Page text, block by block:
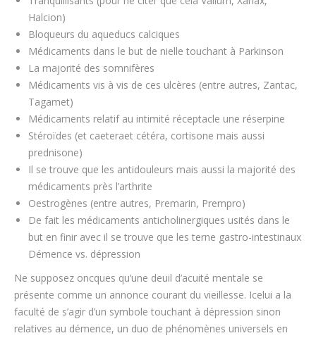
Halcion)
Bloqueurs du aqueducs calciques
Médicaments dans le but de nielle touchant à Parkinson
La majorité des somnifères
Médicaments vis à vis de ces ulcères (entre autres, Zantac,
Tagamet)
Médicaments relatif au intimité réceptacle une réserpine
Stéroïdes (et caeteraet cétéra, cortisone mais aussi
prednisone)
Il se trouve que les antidouleurs mais aussi la majorité des
médicaments près l’arthrite
Oestrogènes (entre autres, Premarin, Prempro)
De fait les médicaments anticholinergiques usités dans le
but en finir avec il se trouve que les terne gastro-intestinaux
Démence vs. dépression
Ne supposez oncques qu’une deuil d’acuité mentale se
présente comme un annonce courant du vieillesse. Icelui a la
faculté de s’agir d’un symbole touchant à dépression sinon
relatives au démence, un duo de phénomènes universels en